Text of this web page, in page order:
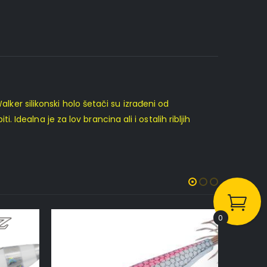
silikonski holo šetači su izrađeni od
Idealna je za lov brancina ali i ostalih ribljih
0